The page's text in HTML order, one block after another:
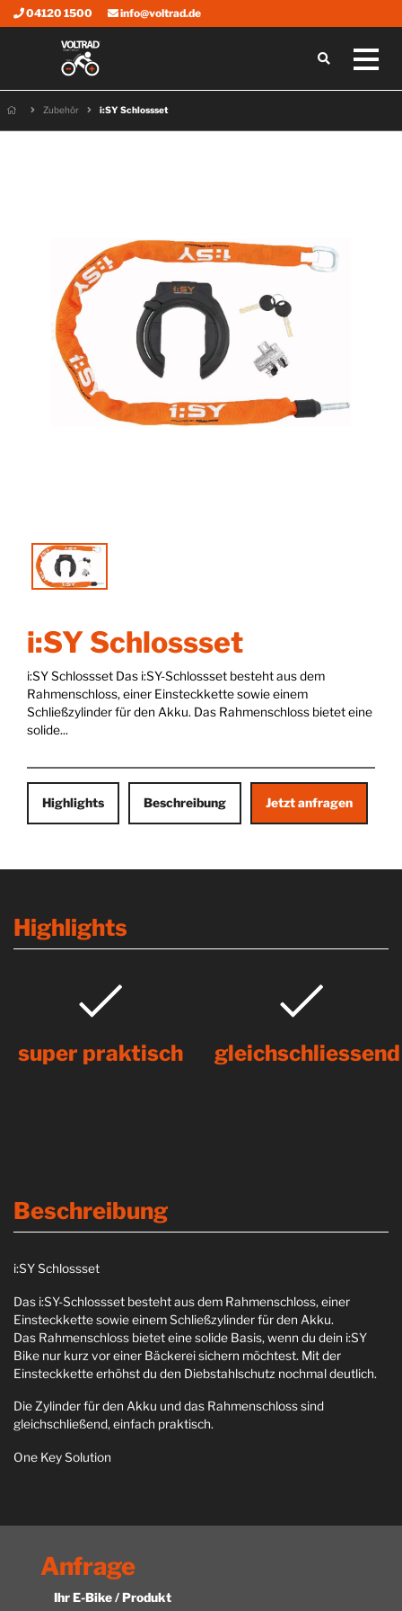
04120 1500 info@voltrad.de
Zubehör i:SY Schlossset
i:SY Schlossset
i:SY Schlossset Das i:SY-Schlossset besteht aus dem
Rahmenschloss, einer Einsteckkette sowie einem
Schließzylinder für den Akku. Das Rahmenschloss bietet eine
solide...
Highlights Beschreibung Jetzt anfragen
Highlights
super praktisch gleichschliessend
Beschreibung
i:SY Schlossset
Das i:SY-Schlossset besteht aus dem Rahmenschloss, einer
Einsteckkette sowie einem Schließzylinder für den Akku.
Das Rahmenschloss bietet eine solide Basis, wenn du dein i:SY
Bike nur kurz vor einer Bäckerei sichern möchtest. Mit der
Einsteckkette erhöhst du den Diebstahlschutz nochmal deutlich.
Die Zylinder für den Akku und das Rahmenschloss sind
gleichschließend, einfach praktisch.
One Key Solution
Anfrage
Ihr E-Bike / Produkt